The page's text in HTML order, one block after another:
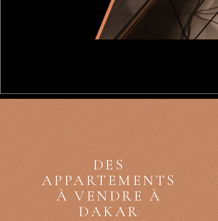
DES
APPARTEMENTS
À VENDRE À
DAKAR